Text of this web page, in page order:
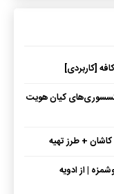
اکسسوری‌های کیان هویت
+ طرز تهیه
| از ادویه